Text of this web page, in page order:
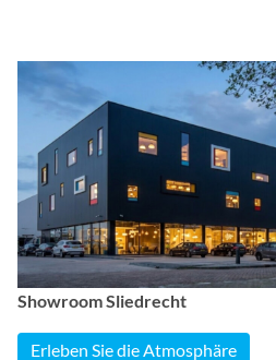
Showroom Sliedrecht
Erleben Sie die Atmosphäre